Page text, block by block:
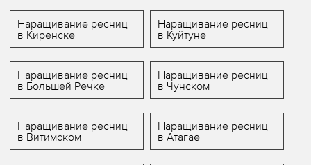
Наращивание ресниц
в Киренске
Наращивание ресниц
в Куйтуне
Наращивание ресниц
в Большей Речке
Наращивание ресниц
в Чунском
Наращивание ресниц
в Витимском
Наращивание ресниц
в Атагае